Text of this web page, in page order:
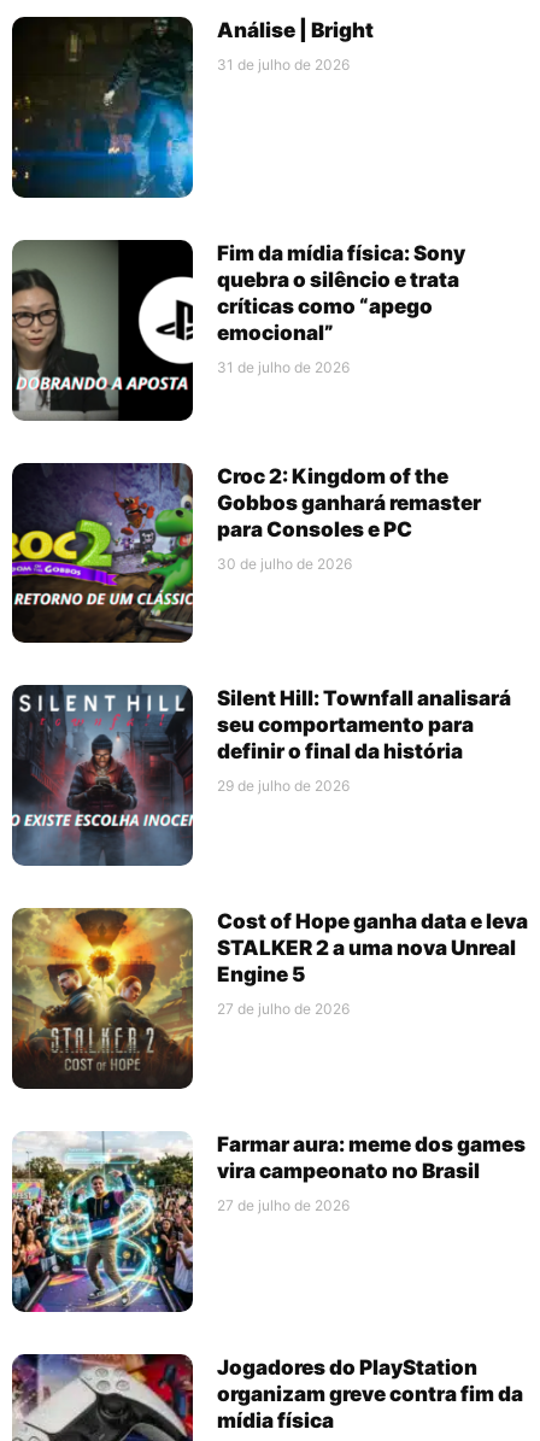
Análise | Bright
31 de julho de 2026
Fim da mídia física: Sony
quebra o silêncio e trata
críticas como “apego
emocional”
31 de julho de 2026
Croc 2: Kingdom of the
Gobbos ganhará remaster
para Consoles e PC
30 de julho de 2026
Silent Hill: Townfall analisará
seu comportamento para
definir o final da história
29 de julho de 2026
Cost of Hope ganha data e leva
STALKER 2 a uma nova Unreal
Engine 5
27 de julho de 2026
Farmar aura: meme dos games
vira campeonato no Brasil
27 de julho de 2026
Jogadores do PlayStation
organizam greve contra fim da
mídia física